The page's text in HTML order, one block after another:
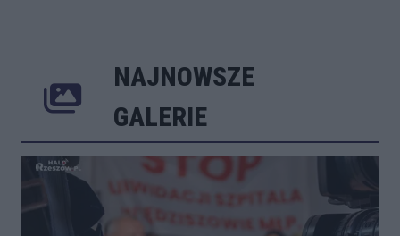
NAJNOWSZE
GALERIE